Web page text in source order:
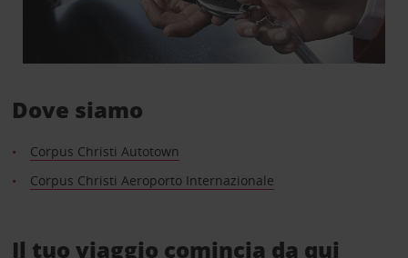
Dove siamo
Corpus Christi Autotown
Corpus Christi Aeroporto Internazionale
Il tuo viaggio comincia da qui